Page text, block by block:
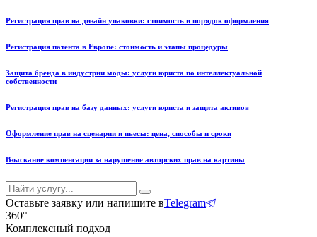
Регистрация прав на дизайн упаковки: стоимость и порядок оформления
Регистрация патента в Европе: стоимость и этапы процедуры
Защита бренда в индустрии моды: услуги юриста по интеллектуальной
собственности
Регистрация прав на базу данных: услуги юриста и защита активов
Оформление прав на сценарии и пьесы: цена, способы и сроки
Взыскание компенсации за нарушение авторских прав на картины
Оставьте заявку или напишите вTelegram
360°
Комплексный подход